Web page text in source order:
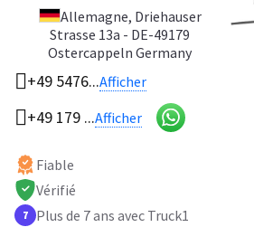
Allemagne, Driehauser
Strasse 13a - DE-49179
Ostercappeln Germany
+49 5476...Afficher
+49 179 ...Afficher
Fiable
Vérifié
7 Plus de 7 ans avec Truck1